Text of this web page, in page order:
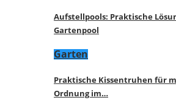
Aufstellpools: Praktische
Gartenpool
Garten
Praktische Kissentruhen für
Ordnung im…